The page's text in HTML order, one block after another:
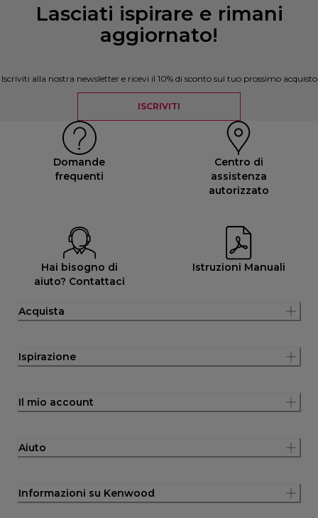
Lasciati ispirare e rimani
aggiornato!
Iscriviti alla nostra newsletter e ricevi il 10% di sconto sul tuo prossimo acquisto
ISCRIVITI
Domande
frequenti
Centro di
assistenza
autorizzato
Hai bisogno di
aiuto? Contattaci
Istruzioni Manuali
Acquista
Ispirazione
Il mio account
Aiuto
Informazioni su Kenwood